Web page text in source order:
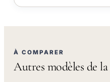
À COMPARER
Autres modèles de